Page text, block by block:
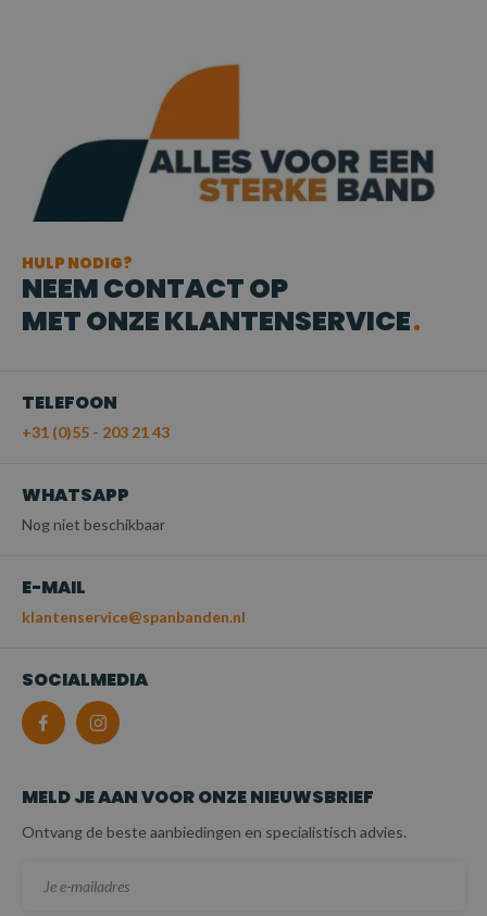
HULP NODIG?
NEEM CONTACT OP
MET ONZE KLANTENSERVICE
TELEFOON
+31 (0)55 - 203 21 43
WHATSAPP
Nog niet beschikbaar
E-MAIL
klantenservice@spanbanden.nl
SOCIALMEDIA
MELD JE AAN VOOR ONZE NIEUWSBRIEF
Ontvang de beste aanbiedingen en specialistisch advies.